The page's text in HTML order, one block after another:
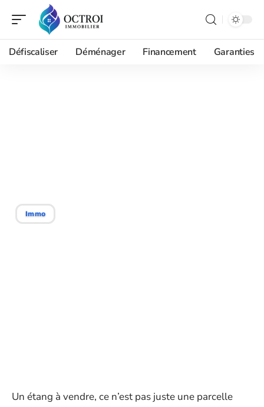
Défiscaliser Déménager Financement Garanties
Immo
Un étang à vendre, ce n’est pas juste une parcelle